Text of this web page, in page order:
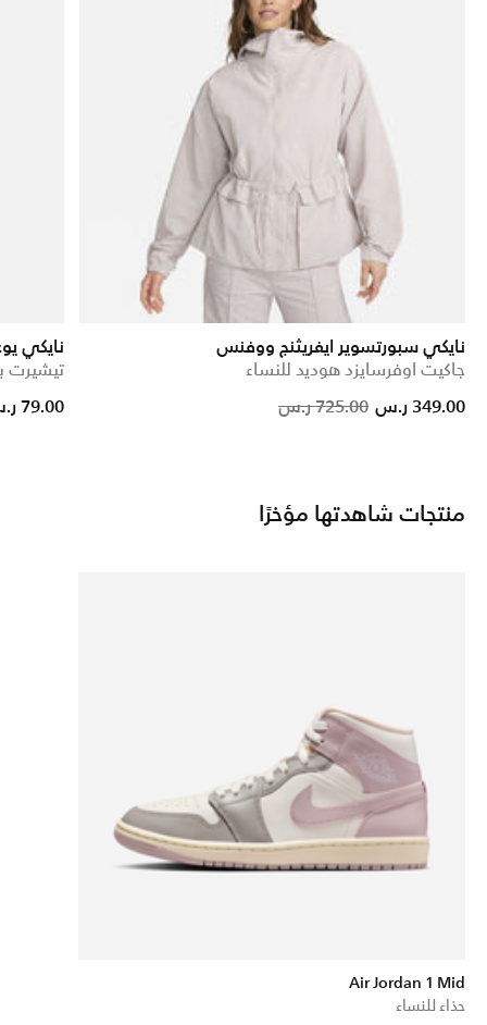
نايكي سبورتسوير ايفريثنج ووفنس
جاكيت اوفرسايزد هوديد للنساء
Price reduced725.00 ر.س to 349.00 ر.س
نايكي
تيشيرت
Price reduced from
79.00 ر.س
منتجات شاهدتها مؤخرًا
Air Jordan 1 Mid
حذاء للنساء